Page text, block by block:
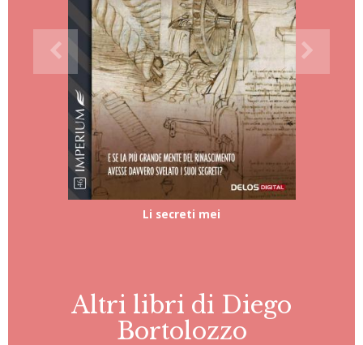
Li secreti mei
Altri libri di Diego
Bortolozzo